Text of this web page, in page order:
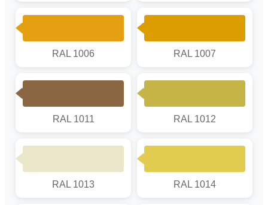
RAL 1006 RAL 1007
RAL 1011 RAL 1012
RAL 1013 RAL 1014